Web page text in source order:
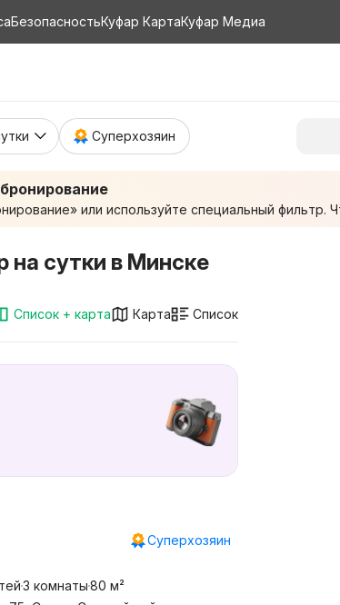
БезопасностьКуфар КартаКуфар Медиа
Суперхозяин
или используйте специальный фильтр.
на сутки в Минске
Список + карта Карта Список
Суперхозяин
3 комнаты80 м²